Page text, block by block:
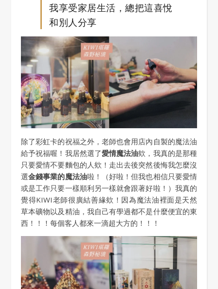
我享受家居生活，總把這喜悅
和別人分享
除了彩虹卡的祝福之外，老師也會用店內自製的魔法油
給予祝福喔！我居然選了愛情魔法油欸，我真的是那種
只要愛情不要麵包的人欸！走出去後突然後悔我怎麼沒
選金錢事業的魔法油啦！（好啦！但我也相信只要愛情
或是工作只要一樣順利另一樣就會跟著好啦！）我真的
覺得KIWI老師很廣結善緣欸！因為魔法油裡面是天然
草本礦物以及精油，我自己有學過都不是什麼便宜的東
西！！！每個客人都來一滴超大方的！！！